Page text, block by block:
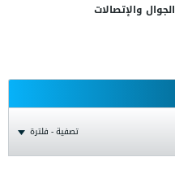
الجوال والإتصالات
تصفية - فلترة